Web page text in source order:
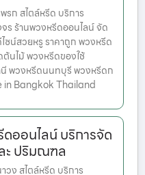
ก สไตล์หรีด บริการ
ร ร้านพวงหรีดออนไลน์ จัด
ซน์สวยหรู ราคาถูก พวงหรีด
นไม้ พวงหรีดของใช้
พวงหรีดนนทบุรี พวงหรีดก
Bangkok Thailand
ออนไลน์ บริการจัด
ะ ปริมณฑล
ง สไตล์หรีด บริการ